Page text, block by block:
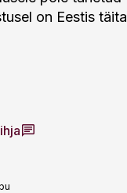
on Eestis